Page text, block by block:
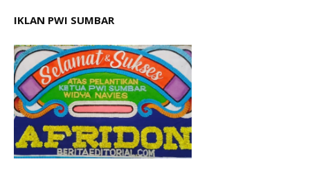
IKLAN PWI SUMBAR